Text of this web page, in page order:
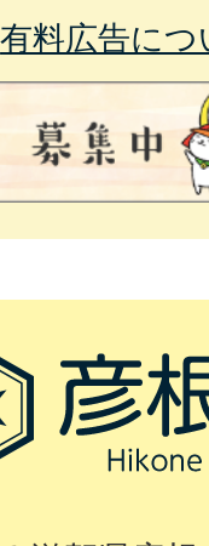
有料広告につ